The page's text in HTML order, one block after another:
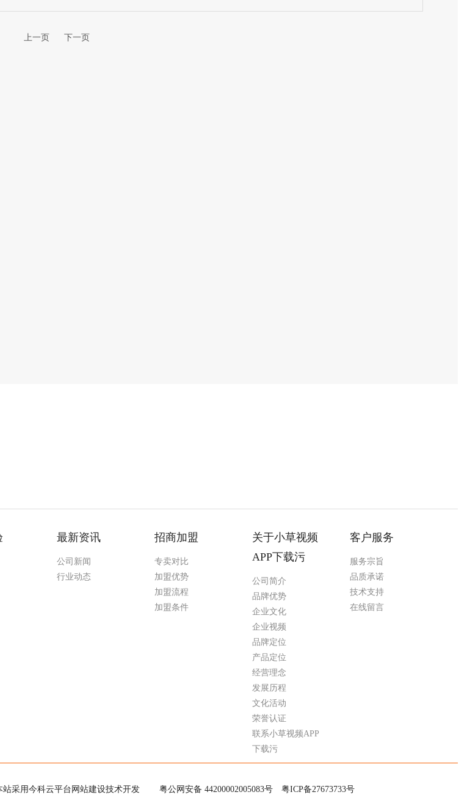
上一页 下一页
最新资讯
公司新闻
行业动态
招商加盟
专卖对比
加盟优势
加盟流程
加盟条件
关于小草视频
APP下载污
公司简介
品牌优势
企业文化
企业视频
品牌定位
产品定位
经营理念
发展历程
文化活动
荣誉认证
联系小草视频APP
下载污
客户服务
服务宗旨
品质承诺
技术支持
在线留言
站采用今科云平台网站建设技术开发粤公网安备 44200002005083号 粤ICP备27673733号